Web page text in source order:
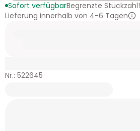
Sofort verfügbarBegrenzte Stückzahl!
Lieferung innerhalb von 4-6 Tagen
Nr.: 522645